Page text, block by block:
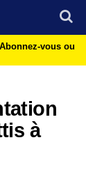
Abonnez-vous ou
à